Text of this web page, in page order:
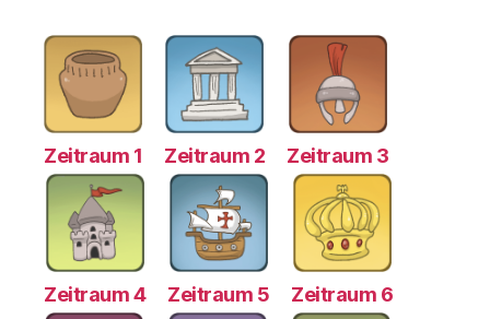
Zeitraum 1 Zeitraum 2 Zeitraum 3
Zeitraum 4 Zeitraum 5 Zeitraum 6